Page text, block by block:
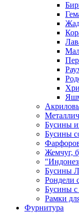
Бусины
Бусины
Жемчуг,
Бусины
Рондели
Бусины с
Рамки
Фурнитура